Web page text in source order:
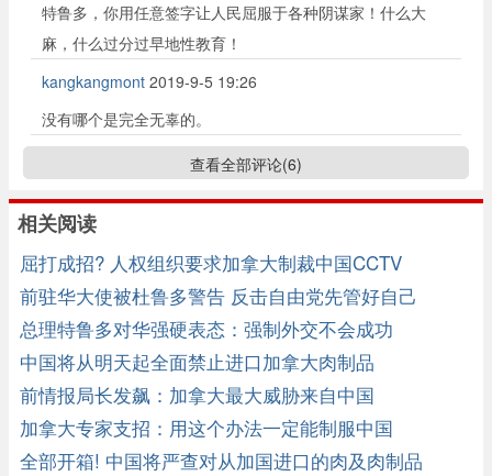
特鲁多，你用任意签字让人民屈服于各种阴谋家！什么大
麻，什么过分过早地性教育！
kangkangmont 2019-9-5 19:26
没有哪个是完全无辜的。
查看全部评论(6)
相关阅读
屈打成招? 人权组织要求加拿大制裁中国CCTV
前驻华大使被杜鲁多警告 反击自由党先管好自己
总理特鲁多对华强硬表态：强制外交不会成功
中国将从明天起全面禁止进口加拿大肉制品
前情报局长发飙：加拿大最大威胁来自中国
加拿大专家支招：用这个办法一定能制服中国
全部开箱! 中国将严查对从加国进口的肉及肉制品